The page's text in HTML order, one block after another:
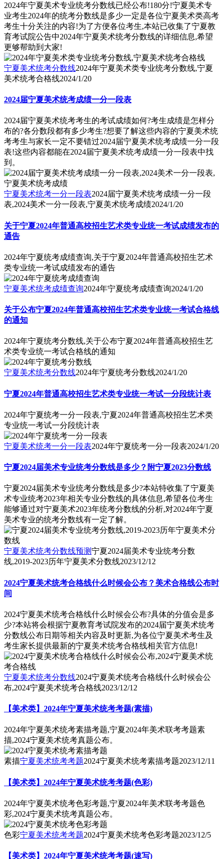
2024年宁夏美术专业统考分数线已经公布!180分!宁夏美术专
业考生2024年的统考分数线是多少一定是各位宁夏美术类高考
考生十分关注的内容!为了方便各位考生,本站已收集了宁夏教
育考试院公告中2024年宁夏美术统考分数线的详细信息,希望
更够帮助到大家!
宁夏美术统考分数线2024年宁夏美术类专业统考分数线,宁夏
美术统考合格线2024/1/20
2024届宁夏美术统考成绩一分一段表
2024届宁夏美术统考考生的考试成绩如何?考生成绩是怎样分
布的?各分数段都有多少考生?想要了解这些内容的宁夏美术统
考考生与家长一定不要错过2024届宁夏美术统考成绩一分一段
表!这些内容都能在2024届宁夏美术统考成绩一分一段表中找
到。
宁夏美术统考一分一段表2024届宁夏美术统考成绩一分一段
表,2024美术一分一段表,宁夏美术统考成绩2024/1/20
关于宁夏2024年普通高校招生艺术类专业统一考试成绩发布的
通告
2024年宁夏统考成绩查询,关于宁夏2024年普通高校招生艺术
类专业统一考试成绩发布的通告
宁夏美术统考成绩查询2024年宁夏统考成绩查询2024/1/20
关于公布宁夏2024年普通高校招生艺术类专业统一考试合格线
的通知
2024年宁夏统考分数线,关于公布宁夏2024年普通高校招生艺
术类专业统一考试合格线的通知
宁夏美术统考分数线2024年宁夏统考分数线2024/1/20
宁夏2024年普通高校招生艺术类专业统一考试一分段统计表
2024年宁夏统考一分一段表,宁夏2024年普通高校招生艺术类
专业统一考试一分段统计表
宁夏美术统考一分一段表2024年宁夏统考一分一段表2024/1/20
宁夏2024届美术专业统考分数线是多少？附宁夏2023分数线
宁夏2024届美术专业统考分数线是多少?本站特收集了宁夏美
术专业统考2023年相关专业分数线的具体信息,希望各位考生
能够通过对宁夏美术2023年统考分数线的分析,对2024年宁夏
美术专业的统考分数线有一定了解。
宁夏美术统考分数线预测宁夏2024届美术专业统考分数
线,2019-2023历年宁夏美术分数线2023/12/12
2024宁夏美术统考合格线什么时候会公布？美术合格线公布时
间
2024宁夏美术统考合格线什么时候会公布?具体的分值会是多
少?本站将会根据宁夏教育考试院发布的2024届宁夏美术统考
分数线公布日期等相关内容及时更新,为各位宁夏美术考生及
考生家长提供最新的宁夏美术统考合格线相关官方信息!
宁夏美术统考分数线2024宁夏美术统考合格线什么时候会公
布,2024宁夏美术统考合格线2023/12/12
【美术类】2024年宁夏美术统考考题(素描)
2024年宁夏美术统考素描考题,宁夏2024年美术联考考题素
描,2024宁夏美术统考真题公布。
素描宁夏美术统考考题2024宁夏美术统考素描考题2023/12/11
【美术类】2024年宁夏美术统考考题(色彩)
2024年宁夏美术统考色彩考题,宁夏2024年美术联考考题色
彩,2024宁夏美术统考真题公布。
色彩宁夏美术统考考题2024宁夏美术统考色彩考题2023/12/5
【美术类】2024年宁夏美术统考考题(速写)